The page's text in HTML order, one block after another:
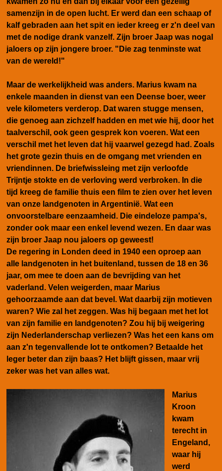
samenzijn in de open lucht. Er werd dan een schaap of
kalf gebraden aan het spit en ieder kreeg er z'n deel van
met de nodige drank vanzelf. Zijn broer Jaap was nogal
jaloers op zijn jongere broer. "Die zag tenminste wat
van de wereld!"
Maar de werkelijkheid was anders. Marius kwam na
enkele maanden in dienst van een Deense boer, weer
vele kilometers verderop. Dat waren stugge mensen,
die genoeg aan zichzelf hadden en met wie hij, door het
taalverschil, ook geen gesprek kon voeren. Wat een
verschil met het leven dat hij vaarwel gezegd had. Zoals
het grote gezin thuis en de omgang met vrienden en
vriendinnen. De briefwissleing met zijn verloofde
Trijntje stokte en de verloving werd verbroken. In die
tijd kreeg de familie thuis een film te zien over het leven
van onze landgenoten in Argentinië. Wat een
onvoorstelbare eenzaamheid. Die eindeloze pampa's,
zonder ook maar een enkel levend wezen. En daar was
zijn broer Jaap nou jaloers op geweest!
De regering in Londen deed in 1940 een oproep aan
alle landgenoten in het buitenland, tussen de 18 en 36
jaar, om mee te doen aan de bevrijding van het
vaderland. Velen weigerden, maar Marius
gehoorzaamde aan dat bevel. Wat daarbij zijn motieven
waren? Wie zal het zeggen. Was hij begaan met het lot
van zijn familie en landgenoten? Zou hij bij weigering
zijn Nederlanderschap verliezen? Was het een kans om
aan z'n tegenvallende lot te ontkomen? Betaalde het
leger beter dan zijn baas? Het blijft gissen, maar vrij
zeker was het van alles wat.
Marius
Kroon
kwam
terecht in
Engeland,
waar hij
werd